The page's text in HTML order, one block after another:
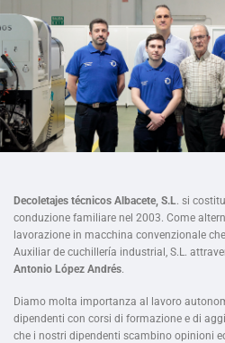
Decoletajes técnicos Albacete, S.L. si
conduzione familiare nel 2003. Come
lavorazione in macchina convenzionale che
Auxiliar de cuchillería industrial, S.L.
Antonio López Andrés.
Diamo molta importanza al lavoro
dipendenti con corsi di formazione e di
che i nostri dipendenti scambino opinioni